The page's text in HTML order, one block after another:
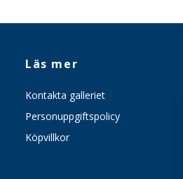
Läs mer
Kontakta galleriet
Personuppgiftspolicy
Köpvillkor